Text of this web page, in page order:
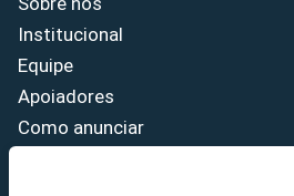
Institucional
Equipe
Apoiadores
Como anunciar